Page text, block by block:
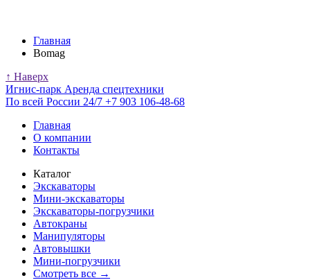
Главная
Bomag
↑ Наверх
Игнис-парк Аренда спецтехники
По всей России 24/7 +7 903 106-48-68
Главная
О компании
Контакты
Каталог
Экскаваторы
Мини-экскаваторы
Экскаваторы-погрузчики
Автокраны
Манипуляторы
Автовышки
Мини-погрузчики
Смотреть все →